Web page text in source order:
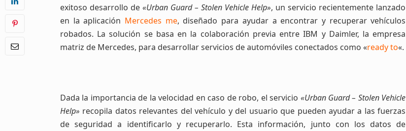
exitoso desarrollo de«Urban Guard – Stolen Vehicle Help», un servicio recientemente lanzado
en la aplicación Mercedes me, diseñado para ayudar a encontrar y recuperar vehículos
robados. La solución se basa en la colaboración previa entre IBM y Daimler, la empresa
matriz de Mercedes, para desarrollar servicios de automóviles conectados como «ready to«.
Dada la importancia de la velocidad en caso de robo, el servicio «Urban Guard – Stolen Vehicle
Help» recopila datos relevantes del vehículo y del usuario que pueden ayudar a las fuerzas
de seguridad a identificarlo y recuperarlo. Esta información, junto con los datos de